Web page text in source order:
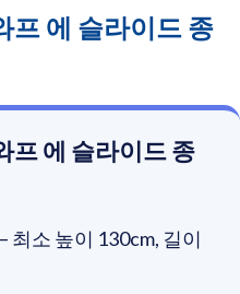
프 에 슬라이드 종
프 에 슬라이드 종
최소 높이 130cm, 길이